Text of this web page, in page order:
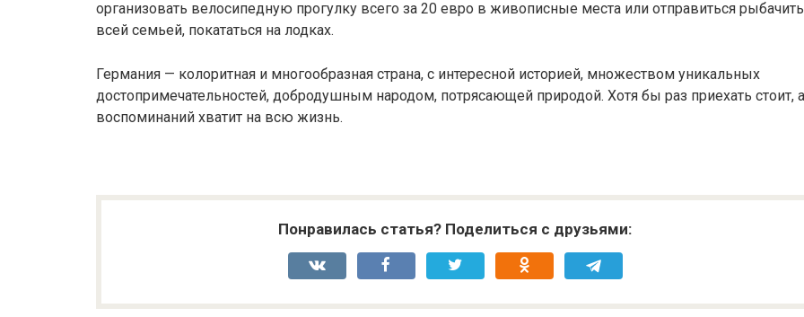
организовать велосипедную прогулку всего за 20 евро в живописные места или отправиться рыбачить
всей семьей, покататься на лодках.
Германия — колоритная и многообразная страна, с интересной историей, множеством уникальных
достопримечательностей, добродушным народом, потрясающей природой. Хотя бы раз приехать стоит, а
воспоминаний хватит на всю жизнь.
Понравилась статья? Поделиться с друзьями: